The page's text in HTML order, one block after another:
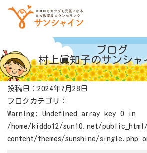
サンシャインについて
ヨガ
カウンセリング
料金表
ブログ
村上眞知子のサンシャ
投稿日：2024年7月28日
ブログカテゴリ：
Warning : Undefined array key 0 in
/home/kiddo12/sun10.net/
content/themes/sunshine/single.php